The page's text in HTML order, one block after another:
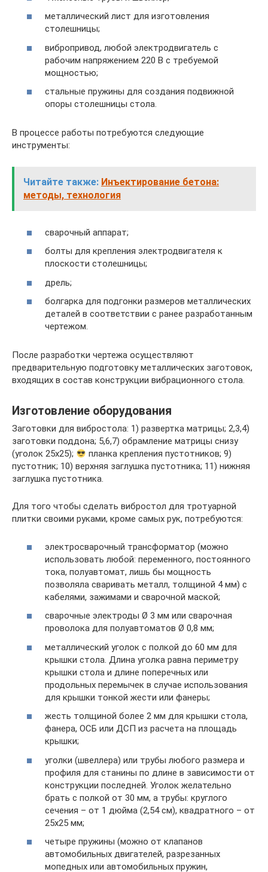
металлический лист для изготовления
столешницы;
вибропривод, любой электродвигатель с
рабочим напряжением 220 В с требуемой
мощностью;
стальные пружины для создания подвижной
опоры столешницы стола.
В процессе работы потребуются следующие
инструменты:
Читайте также: Инъектирование бетона:
методы, технология
сварочный аппарат;
болты для крепления электродвигателя к
плоскости столешницы;
дрель;
болгарка для подгонки размеров металлических
деталей в соответствии с ранее разработанным
чертежом.
После разработки чертежа осуществляют
предварительную подготовку металлических заготовок,
входящих в состав конструкции вибрационного стола.
Изготовление оборудования
Заготовки для вибростола: 1) развертка матрицы; 2,3,4)
заготовки поддона; 5,6,7) обрамление матрицы снизу
(уголок 25х25);
планка крепления пустотников; 9)
пустотник; 10) верхняя заглушка пустотника; 11) нижняя
заглушка пустотника.
Для того чтобы сделать вибростол для тротуарной
плитки своими руками, кроме самых рук, потребуются:
электросварочный трансформатор (можно
использовать любой: переменного, постоянного
тока, полуавтомат, лишь бы мощность
позволяла сваривать металл, толщиной 4 мм) с
кабелями, зажимами и сварочной маской;
сварочные электроды Ø 3 мм или сварочная
проволока для полуавтоматов Ø 0,8 мм;
металлический уголок с полкой до 60 мм для
крышки стола. Длина уголка равна периметру
крышки стола и длине поперечных или
продольных перемычек в случае использования
для крышки тонкой жести или фанеры;
жесть толщиной более 2 мм для крышки стола,
фанера, ОСБ или ДСП из расчета на площадь
крышки;
уголки (швеллера) или трубы любого размера и
профиля для станины по длине в зависимости от
конструкции последней. Уголок желательно
брать с полкой от 30 мм, а трубы: круглого
сечения – от 1 дюйма (2,54 см), квадратного – от
25х25 мм;
четыре пружины (можно от клапанов
автомобильных двигателей, разрезанных
мопедных или автомобильных пружин,